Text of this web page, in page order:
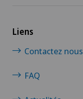
Liens
Contactez nous
FAQ